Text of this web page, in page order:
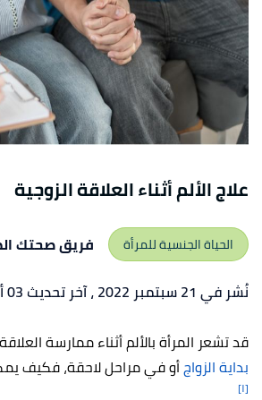
علاج الألم أثناء العلاقة الزوجية
الحياة الجنسية للمرأة
فريق صحتك
نُشر في 21 سبتمبر 2022
، آخر تحديث 03 أكتوبر 2022
قد تشعر المرأة بالألم أثناء ممارسة
بداية الزواجأو في مراحل لاحقة، فكيف
[١]